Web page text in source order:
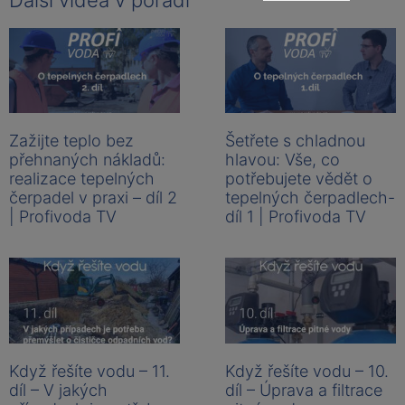
Zažijte teplo bez
přehnaných nákladů:
realizace tepelných
čerpadel v praxi – díl 2
| Profivoda TV
Šetřete s chladnou
hlavou: Vše, co
potřebujete vědět o
tepelných čerpadlech-
díl 1 | Profivoda TV
Když řešíte vodu – 11.
díl – V jakých
Když řešíte vodu – 10.
díl – Úprava a filtrace